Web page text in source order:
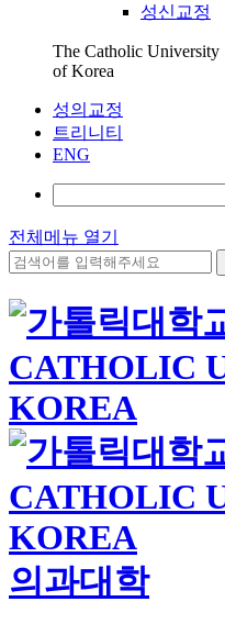
성신교정
The Catholic University
of Korea
성의교정
트리니티
ENG
전체메뉴 열기
의과대학